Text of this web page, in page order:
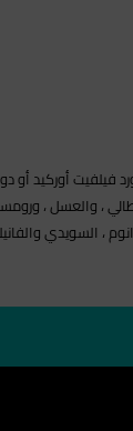
، والعسل ،
، السويدي